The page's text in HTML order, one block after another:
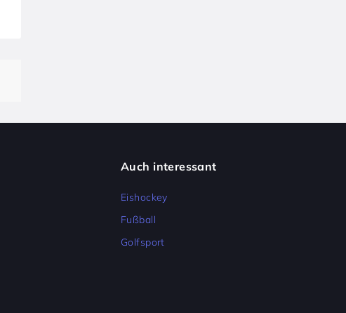
Auch interessant
Eishockey
Fußball
Golfsport